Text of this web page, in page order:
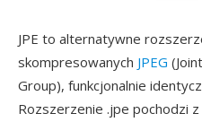
JPE to alternatywne
skompresowanych JPEG
Group), funkcjonalnie
Rozszerzenie .jpe pochodzi